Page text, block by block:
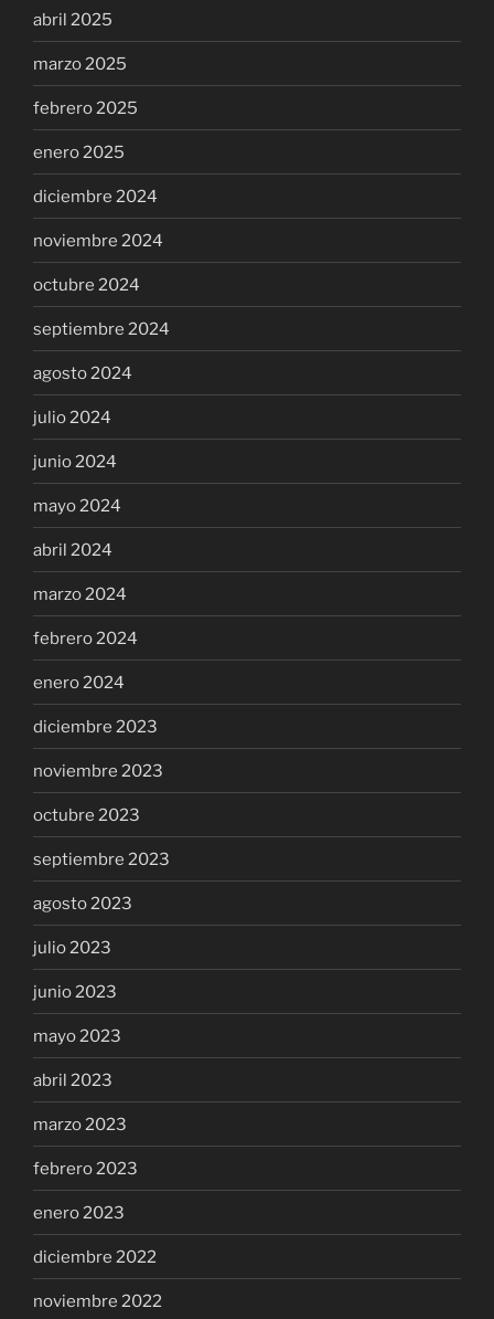
abril 2025
marzo 2025
febrero 2025
enero 2025
diciembre 2024
noviembre 2024
octubre 2024
septiembre 2024
agosto 2024
julio 2024
junio 2024
mayo 2024
abril 2024
marzo 2024
febrero 2024
enero 2024
diciembre 2023
noviembre 2023
octubre 2023
septiembre 2023
agosto 2023
julio 2023
junio 2023
mayo 2023
abril 2023
marzo 2023
febrero 2023
enero 2023
diciembre 2022
noviembre 2022